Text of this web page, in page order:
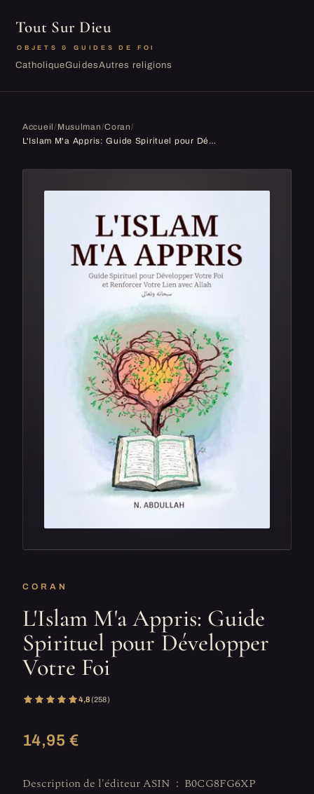
Tout Sur Dieu
OBJETS & GUIDES DE FOI
CatholiqueGuidesAutres religions
Accueil/ Musulman/Coran/
L'Islam M'a Appris: Guide Spirituel pour Développer Votre Foi
CORAN
L'Islam M'a Appris: Guide
Spirituel pour Développer
Votre Foi
4,8(258)
14,95 €
Description de l'éditeur ASIN ‏ : ‎ B0CG8FG6XP